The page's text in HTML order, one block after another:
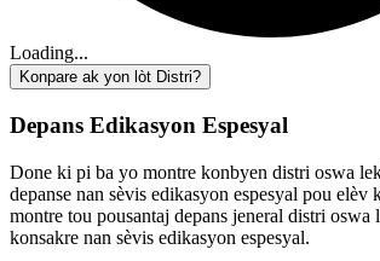
Loading...
Konpare ak yon lòt Distri?
Depans Edikasyon Espesyal
Done ki pi ba yo montre konbyen distri oswa
depanse nan sèvis edikasyon espesyal pou elèv
montre tou pousantaj depans jeneral distri
konsakre nan sèvis edikasyon espesyal.